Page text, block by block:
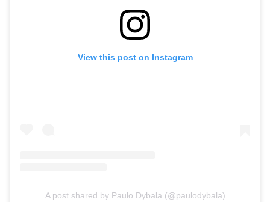
View this post on Instagram
A post shared by Paulo Dybala (@paulodybala)